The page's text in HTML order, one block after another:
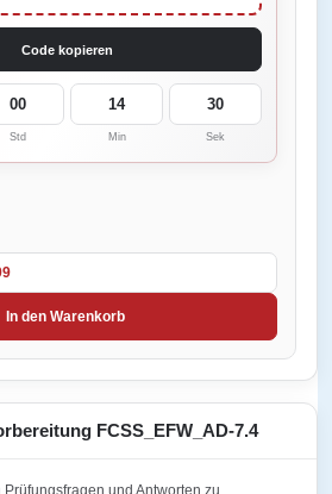
Code kopieren
00
Std
14
Min
30
Sek
In den Warenkorb
FCSS_EFW_AD-7.4
und Antworten zu